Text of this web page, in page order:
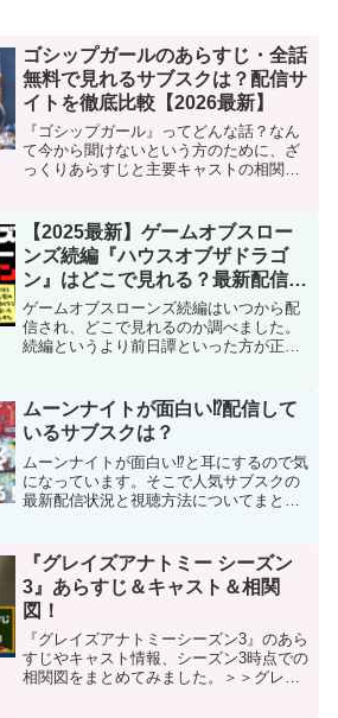
ゴシップガールのあらすじ・全話
無料で見れるサブスクは？配信サ
イトを徹底比較【2026最新】
『ゴシップガール』ってどんな話？なん
て今から聞けないという方のために、ざ
っくりあらすじと主要キャストの相関
てこんなドラマだ」とわかっていただけ
るはず！2007年から始まり大ブームを引
き起こしたこのドラマ、今見ても面白い
のでおすすめの作品です！
【2025最新】ゲームオブスロー
ンズ続編『ハウスオブザドラゴ
ン』はどこで見れる？最新配信状
況とあらすじ･感想･キャスト情
報！
ゲームオブスローンズ続編はいつから配
信され、どこで見れるのか調べました。
続編というより前日譚といった方が正し
を長くして待っていた方は多いのでは？
ようやくまたあの世界に浸れますよ！
ムーンナイトが面白い⁉配信して
いるサブスクは？
ムーンナイトが面白い⁉と耳にするので気
になっています。そこで人気サブスクの
最新配信状況と視聴方法についてまとめ
ているこのドラマの魅力に迫ります。
『グレイズアナトミー シーズン
3』あらすじ＆キャスト＆相関
図！
『グレイズアナトミーシーズン3』のあら
すじやキャスト情報、シーズン3時点での
相関図をまとめてみました。＞＞グレイ